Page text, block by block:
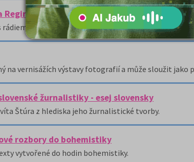
Regina
Regina Praha a popsat jeho programovou
na vernisážích výstavy fotografií a může sloužit jako
žurnalistiky - esej slovensky
Štúra z hlediska jeho žurnalistické tvorby.
rozbory do bohemistiky
vytvořené do hodin bohemistiky.